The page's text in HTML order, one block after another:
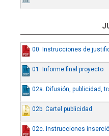
00. Instrucciones de
01. Informe final proyecto
02a. Difusión, publicidad,
02b. Cartel publicidad
02c. Instrucciones